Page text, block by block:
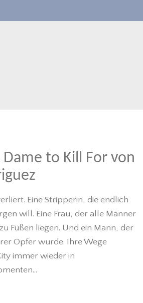
Dame to Kill For von
Eine Stripperin, die endlich
will. Eine Frau, der alle Männer
Füßen liegen. Und ein Mann, der
Opfer wurde. Ihre Wege
immer wieder in